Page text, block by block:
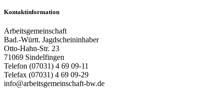
Kontaktinformation
Arbeitsgemeinschaft
Bad.-Württ. Jagdscheininhaber
Otto-Hahn-Str. 23
71069 Sindelfingen
Telefon (07031) 4 69 09-11
Telefax (07031) 4 69 09-29
info@arbeitsgemeinschaft-bw.de